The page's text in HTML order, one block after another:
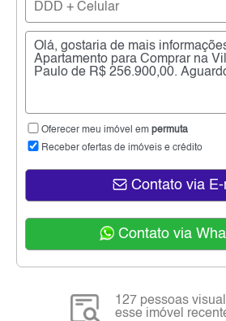
Oferecer meu imóvel em permuta
Receber ofertas de imóveis e crédito
Contato via E-
Contato via
127 pessoas
esse imóvel